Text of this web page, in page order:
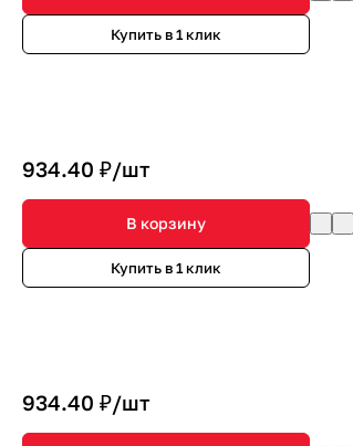
Купить в 1 клик
934.40 ₽/шт
В корзину
Купить в 1 клик
934.40 ₽/шт